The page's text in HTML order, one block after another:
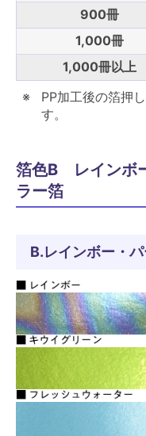
900冊
1,000冊
1,000冊以上
PP加工後の箔押
す。
箔色B レインボ
ラー箔
B.レインボー・